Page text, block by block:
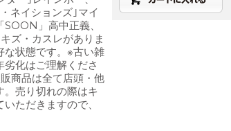
ネイションズ｣マイ
」高中正義、
ズ・カスレがありま
な状態です。※古い雑
化はご理解くださ
商品は全て店頭・他
売り切れの際はキ
ただきますので、